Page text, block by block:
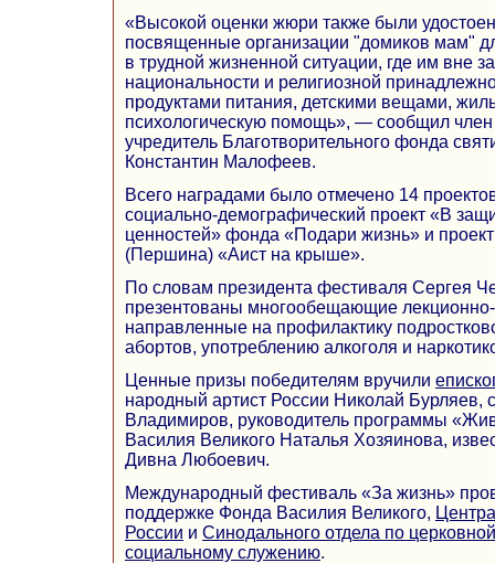
«Высокой оценки жюри также были
посвященные организации "домиков мам"
в трудной жизненной ситуации, где им вне
национальности и религиозной
продуктами питания, детскими вещами,
психологическую помощь», — сообщил
учредитель Благотворительного фонда
Константин Малофеев.
Всего наградами было отмечено 14
социально-демографический проект «В
ценностей» фонда «Подари жизнь» и
(Першина) «Аист на крыше».
По словам президента фестиваля Сергея
презентованы многообещающие
направленные на профилактику
абортов, употреблению алкоголя и
Ценные призы победителям вручили
народный артист России Николай Бурляев,
Владимиров, руководитель программы
Василия Великого Наталья Хозяинова,
Дивна Любоевич.
Международный фестиваль «За жизнь»
поддержке Фонда Василия Великого,
России и Синодального отдела по
социальному служению.